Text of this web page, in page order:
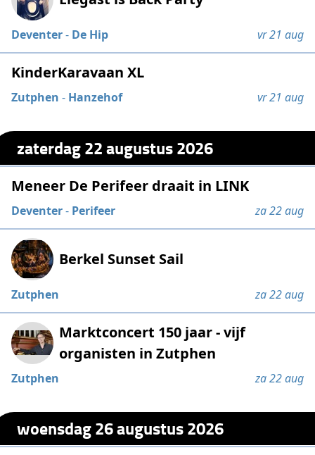
Deventer- De Hip vr 21 aug
KinderKaravaan XL
Zutphen - Hanzehof vr 21 aug
zaterdag 22 augustus 2026
Meneer De Perifeer draait in LINK
Deventer- Perifeer za 22 aug
Berkel Sunset Sail
Zutphen za 22 aug
Marktconcert 150 jaar - vijf
organisten in Zutphen
Zutphen za 22 aug
woensdag 26 augustus 2026